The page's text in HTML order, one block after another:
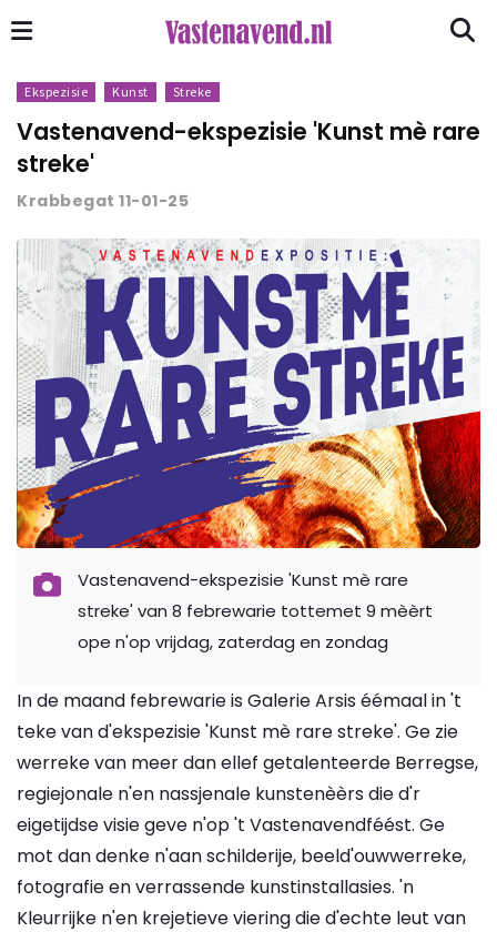
Ekspezisie Kunst Streke
Vastenavend-ekspezisie 'Kunst mè rare
streke'
Krabbegat 11-01-25
Vastenavend-ekspezisie 'Kunst mè rare
streke' van 8 febrewarie tottemet 9 mèèrt
ope n'op vrijdag, zaterdag en zondag
In de maand febrewarie is Galerie Arsis éémaal in 't
teke van d'ekspezisie 'Kunst mè rare streke'. Ge zie
werreke van meer dan ellef getalenteerde Berregse,
regiejonale n'en nassjenale kunstenèèrs die d'r
eigetijdse visie geve n'op 't Vastenavendféést. Ge
mot dan denke n'aan schilderije, beeld'ouwwerreke,
fotografie en verrassende kunstinstallasies. 'n
Kleurrijke n'en krejetieve viering die d'echte leut van